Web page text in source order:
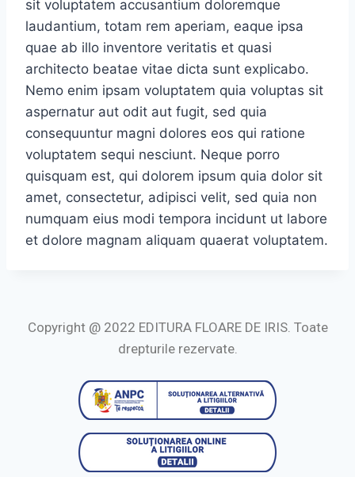
sit voluptatem accusantium doloremque
laudantium, totam rem aperiam, eaque ipsa
quae ab illo inventore veritatis et quasi
architecto beatae vitae dicta sunt explicabo.
Nemo enim ipsam voluptatem quia voluptas sit
aspernatur aut odit aut fugit, sed quia
consequuntur magni dolores eos qui ratione
voluptatem sequi nesciunt. Neque porro
quisquam est, qui dolorem ipsum quia dolor sit
amet, consectetur, adipisci velit, sed quia non
numquam eius modi tempora incidunt ut labore
et dolore magnam aliquam quaerat voluptatem.
Copyright @ 2022 EDITURA FLOARE DE IRIS. Toate
drepturile rezervate.